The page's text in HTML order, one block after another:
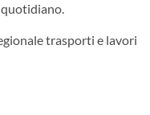
quotidiano.
trasporti e lavori